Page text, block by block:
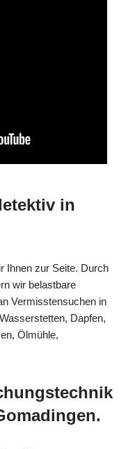
in
Ihnen zur Seite. Durch
wir belastbare
Vermisstensuchen in
Dapfen,
Ölmühle,